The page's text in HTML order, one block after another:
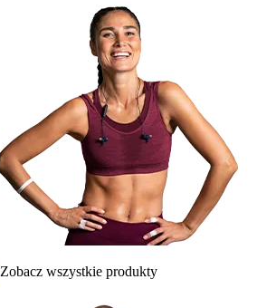
Zobacz wszystkie produkty